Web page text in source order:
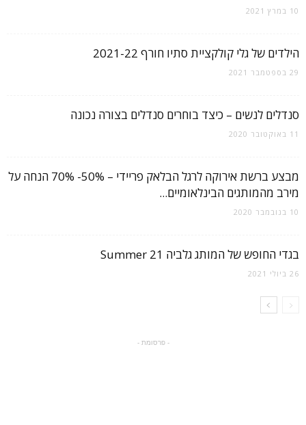
10 במרץ 2021
הילדים של גלי קולקציית סתיו חורף 2021-22
29 בספטמבר 2021
סנדלים לנשים – כיצד בוחרים סנדלים בצורה נכונה
11 באוקטובר 2020
מבצע ברשת אירוקה לרגל הבלאק פריידי – 50%- 70% הנחה על
מירב מהמותגים הבינלאומיים...
10 בנובמבר 2020
בגדי החופש של המותג גלביה Summer 21
26 ביולי 2021
- פרסומת -